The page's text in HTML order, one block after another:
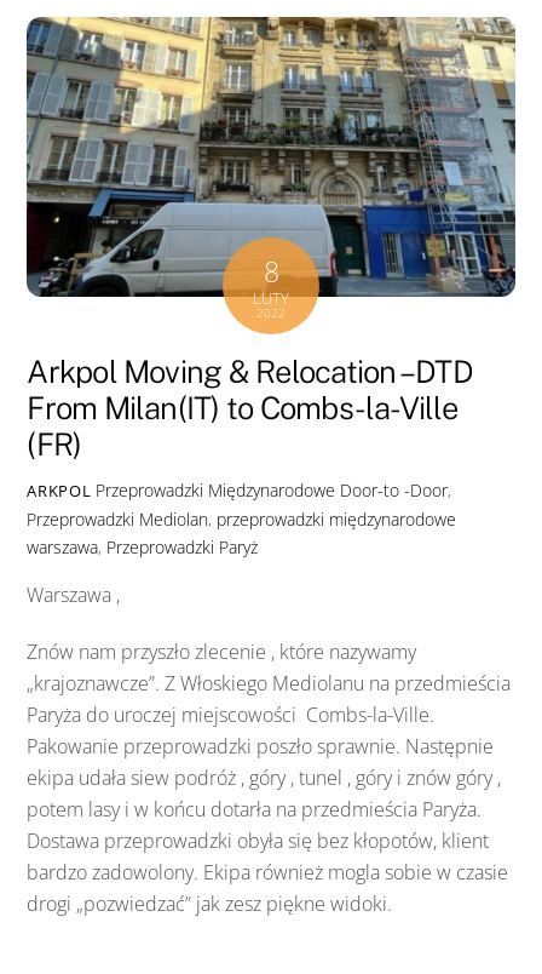
8
LUTY
2022
Arkpol Moving & Relocation – DTD
From Milan(IT) to Combs-la-Ville
(FR)
ARKPOL Przeprowadzki Międzynarodowe Door-to -Door,
Przeprowadzki Mediolan, przeprowadzki międzynarodowe
warszawa, Przeprowadzki Paryż
Warszawa ,
Znów nam przyszło zlecenie , które nazywamy
„krajoznawcze”. Z Włoskiego Mediolanu na przedmieścia
Paryża do uroczej miejscowości Combs-la-Ville.
Pakowanie przeprowadzki poszło sprawnie. Następnie
ekipa udała siew podróż , góry , tunel , góry i znów góry ,
potem lasy i w końcu dotarła na przedmieścia Paryża.
Dostawa przeprowadzki obyła się bez kłopotów, klient
bardzo zadowolony. Ekipa również mogla sobie w czasie
drogi „pozwiedzać” jak zesz piękne widoki.